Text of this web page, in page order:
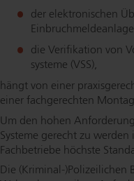
der elek­tro­ni­schen
die Verifikation von
sys­te­me (VSS),
hängt von einer
einer fachgerechten
Um den hohen
Systeme gerecht zu werden
Fachbetriebe höchste
Die (Kriminal-)Polizeilichen